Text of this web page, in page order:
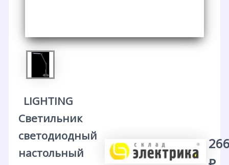
LIGHTING
Светильник
светодиодный
настольный